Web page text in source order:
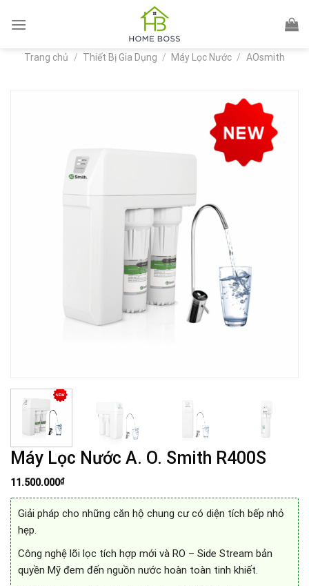
Trang chủ / Thiết Bị Gia Dụng / Máy Lọc Nước / AOsmith
Máy Lọc Nước A. O. Smith R400S
11.500.000₫
Giải pháp cho những căn hộ chung cư có diện tích bếp nhỏ
hẹp.
Công nghệ lõi lọc tích hợp mới và RO – Side Stream bản
quyền Mỹ đem đến nguồn nước hoàn toàn tinh khiết.